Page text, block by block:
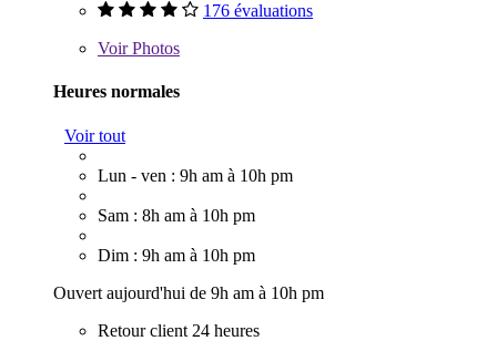
176 évaluations
VoirPhotos
Heures normales
Voir tout
Lun - ven : 9h am à 10h pm
Sam : 8h am à 10h pm
Dim : 9h am à 10h pm
Ouvert aujourd'hui de 9h am à 10h pm
Retour client 24 heures